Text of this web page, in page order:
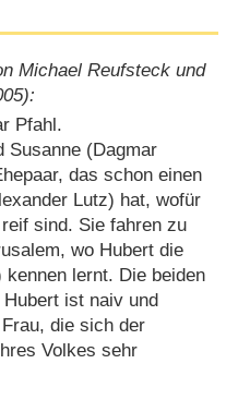
Michael Reufsteck und
Pfahl.
Susanne (Dagmar
das schon einen
Lutz) hat, wofür
sind. Sie fahren zu
wo Hubert die
kennen lernt. Die beiden
ist naiv und
die sich der
Volkes sehr